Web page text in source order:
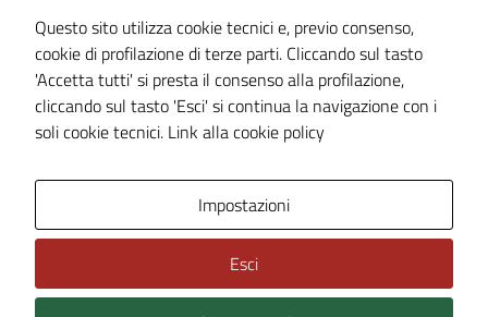
Cookie Policy
Note legali
Dichiarazione di accessibilità
Piano di miglioramento del sito
Questo sito utilizza cookie tecnici e, previo consenso,
cookie di profilazione di terze parti. Cliccando sul tasto
'Accetta tutti' si presta il consenso alla profilazione,
cliccando sul tasto 'Esci' si continua la navigazione con i
soli cookie tecnici. Link alla cookie policy
Impostazioni
Esci